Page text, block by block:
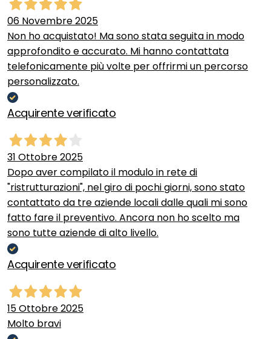
06 Novembre 2025
Non ho acquistato! Ma sono stata seguita in modo
approfondito e accurato. Mi hanno contattata
telefonicamente più volte per offrirmi un percorso
personalizzato.
Acquirente verificato
31 Ottobre 2025
Dopo aver compilato il modulo in rete di
"ristrutturazioni", nel giro di pochi giorni, sono stato
contattato da tre aziende locali dalle quali mi sono
fatto fare il preventivo. Ancora non ho scelto ma
sono tutte aziende di alto livello.
Acquirente verificato
15 Ottobre 2025
Molto bravi